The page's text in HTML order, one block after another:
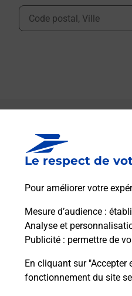
Le respect de
Pour améliorer votre
Mesure d’audience :
Analyse et
Publicité : permettre de
En cliquant sur
fonctionnement du site
Ville, Département, Code
Boîte aux
Prochaine
40400 Audon
Itinéraire